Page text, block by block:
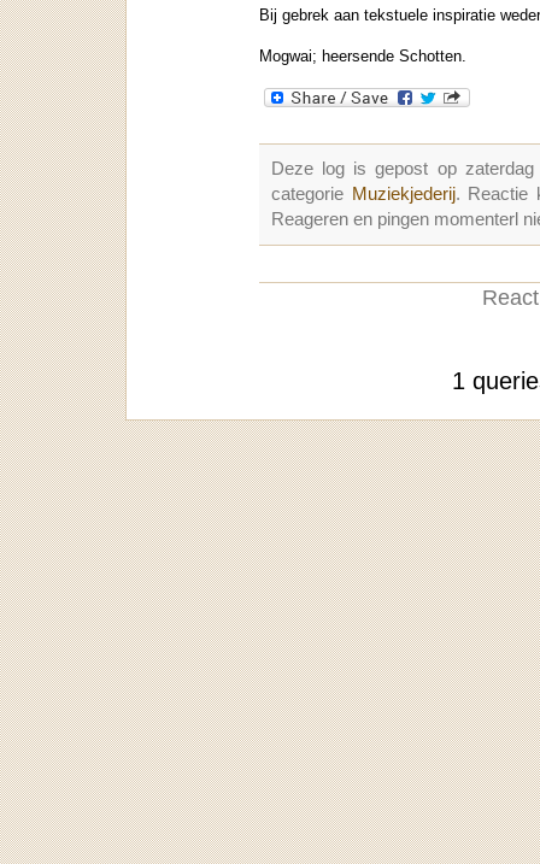
Bij gebrek aan tekstuele inspiratie
Mogwai; heersende Schotten.
Deze log is gepost op
categorie Muziekjederij. Reactie
Reageren en pingen momenterl
1